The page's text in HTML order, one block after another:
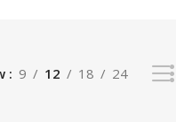
9 12 18 24